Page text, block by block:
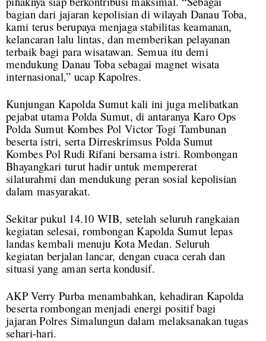
bagian dari jajaran kepolisian di wilayah Danau Toba,
kami terus berupaya menjaga stabilitas keamanan,
kelancaran lalu lintas, dan memberikan pelayanan
terbaik bagi para wisatawan. Semua itu demi
mendukung Danau Toba sebagai magnet wisata
internasional,” ucap Kapolres.
Kunjungan Kapolda Sumut kali ini juga melibatkan
pejabat utama Polda Sumut, di antaranya Karo Ops
Polda Sumut Kombes Pol Victor Togi Tambunan
beserta istri, serta Dirreskrimsus Polda Sumut
Kombes Pol Rudi Rifani bersama istri. Rombongan
Bhayangkari turut hadir untuk mempererat
silaturahmi dan mendukung peran sosial kepolisian
dalam masyarakat.
Sekitar pukul 14.10 WIB, setelah seluruh rangkaian
kegiatan selesai, rombongan Kapolda Sumut lepas
landas kembali menuju Kota Medan. Seluruh
kegiatan berjalan lancar, dengan cuaca cerah dan
situasi yang aman serta kondusif.
AKP Verry Purba menambahkan, kehadiran Kapolda
beserta rombongan menjadi energi positif bagi
jajaran Polres Simalungun dalam melaksanakan tugas
sehari-hari.